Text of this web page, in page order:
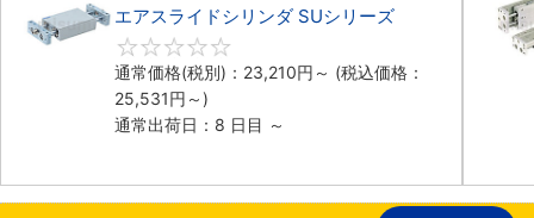
エアスライドシリンダ SUシリーズ
通常価格(税別)： 23,210円 ～ (税込価格：
25,531円 ～)
通常出荷日：8 日目 ～